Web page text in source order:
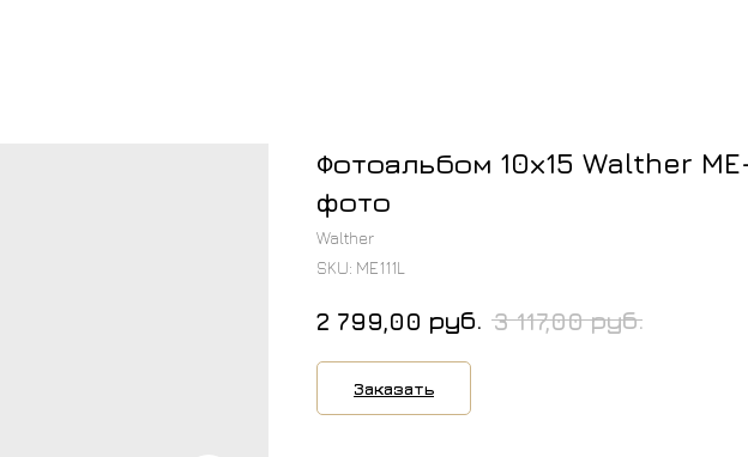
Фотоальбом 10х15 Walther
фото
Walther
SKU: ME111L
2 799,00 руб. 3 117,00 руб.
Заказать